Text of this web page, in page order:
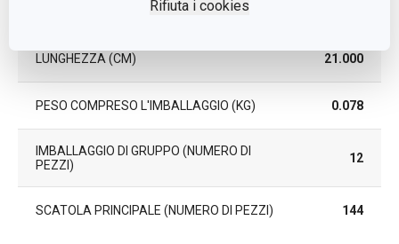
Rifiuta i cookies
LUNGHEZZA (CM) 21.000
PESO COMPRESO L'IMBALLAGGIO (KG) 0.078
IMBALLAGGIO DI GRUPPO (NUMERO DI
PEZZI)
12
SCATOLA PRINCIPALE (NUMERO DI PEZZI) 144